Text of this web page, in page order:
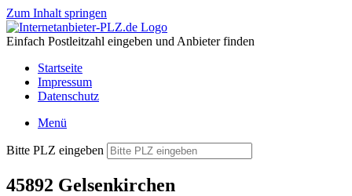
Zum Inhalt springen
Einfach Postleitzahl eingeben und Anbieter finden
Startseite
Impressum
Datenschutz
Menü
Bitte PLZ eingeben
45892 Gelsenkirchen